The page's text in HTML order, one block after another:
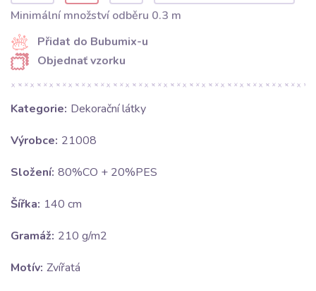
Minimální množství odběru 0.3 m
Přidat do Bubumix-u
Objednať vzorku
Kategorie: Dekorační látky
Výrobce: 21008
Složení: 80%CO + 20%PES
Šířka: 140 cm
Gramáž: 210 g/m2
Motív: Zvířatá